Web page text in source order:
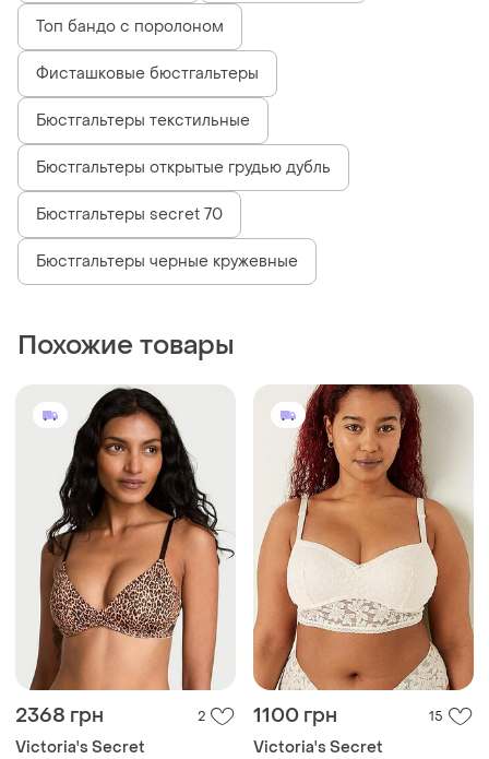
Топ бандо с поролоном
Фисташковые бюстгальтеры
Бюстгальтеры текстильные
Бюстгальтеры открытые грудью дубль
Бюстгальтеры secret 70
Бюстгальтеры черные кружевные
Похожие товары
2368 грн 2
Victoria's Secret
1100 грн 15
Victoria's Secret